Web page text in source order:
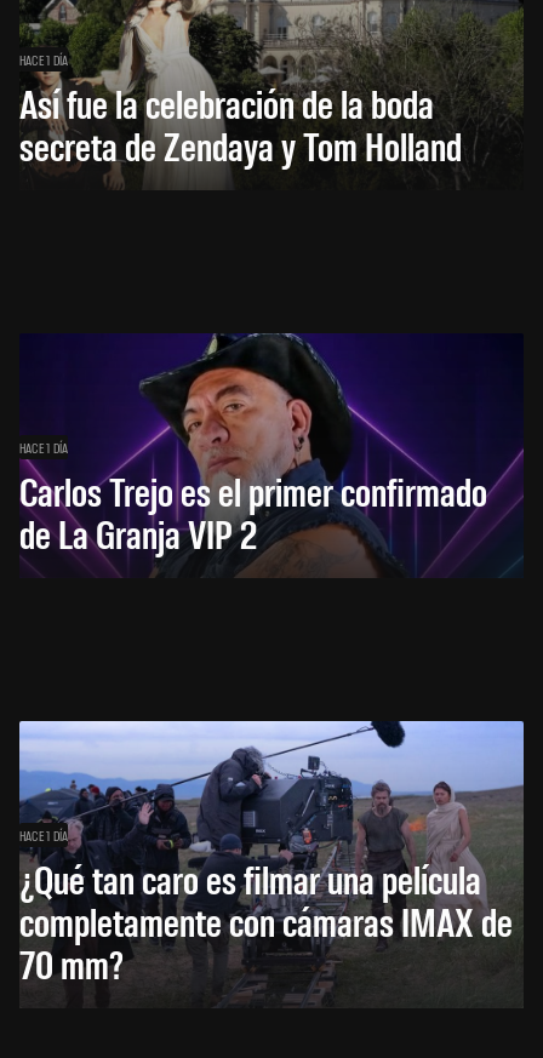
HACE 1 DÍA
Así fue la celebración de la boda
secreta de Zendaya y Tom Holland
HACE 1 DÍA
Carlos Trejo es el primer confirmado
de La Granja VIP 2
HACE 1 DÍA
¿Qué tan caro es filmar una película
completamente con cámaras IMAX de
70 mm?